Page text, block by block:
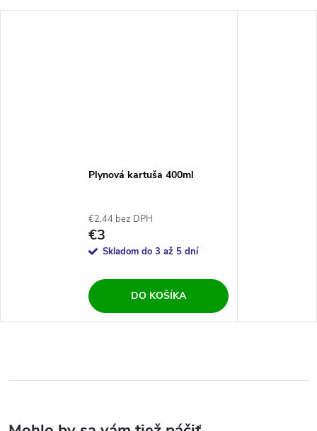
Plynová kartuša 400ml
€2,44 bez DPH
€3
Skladom do 3 až 5 dní
DO KOŠÍKA